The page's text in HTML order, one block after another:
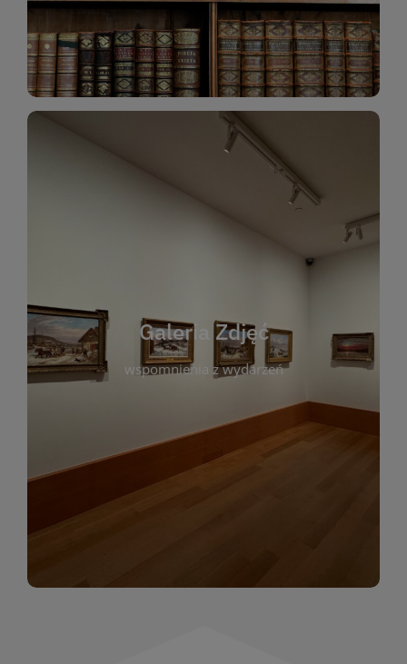
Katalog Zbiorów
Galeria Zdjęć
wspomnienia z wydarzeń
Galeria Zdjęć
wspomnienia z wydarzeń, spotkań i projektów
którym można zobaczyć, jak żyje nasza biblioteka
i jej społeczność. Zdjęcia dokumentują zarówno
uroczyste chwile, jak i codzienne aktywności
czytelników. Regularnie dodajemy nowe galerie,
by każdy mógł powrócić do wyjątkowych
momentów. Zapraszamy do obejrzenia,
wspominania i inspirowania się!